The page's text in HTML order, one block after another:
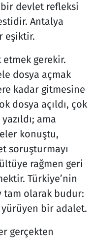
bir devlet refleksi
Antalya
eşiktir.
etmek gerekir.
dosya açmak
kadar gitmesine
dosya açıldı, çok
ama
konuştu,
soruşturmayı
rağmen geri
Türkiye’nin
tam olarak budur:
bir adalet.
gerçekten